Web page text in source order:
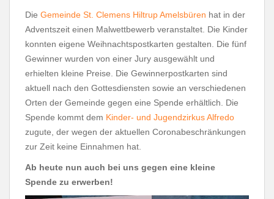
Die Gemeinde St. Clemens Hiltrup Amelsbüren hat in der
Adventszeit einen Malwettbewerb veranstaltet. Die Kinder
konnten eigene Weihnachtspostkarten gestalten. Die fünf
Gewinner wurden von einer Jury ausgewählt und
erhielten kleine Preise. Die Gewinnerpostkarten sind
aktuell nach den Gottesdiensten sowie an verschiedenen
Orten der Gemeinde gegen eine Spende erhältlich. Die
Spende kommt dem Kinder- und Jugendzirkus Alfredo
zugute, der wegen der aktuellen Coronabeschränkungen
zur Zeit keine Einnahmen hat.
Ab heute nun auch bei uns gegen eine kleine
Spende zu erwerben!